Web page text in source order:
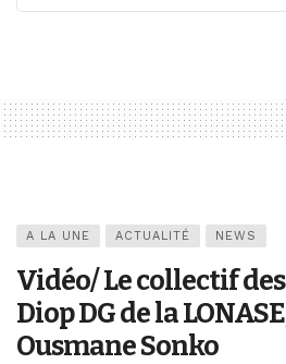
A LA UNE ACTUALITÉ NEWS
Vidéo/ Le collectif
Diop DG de la
Ousmane Sonko